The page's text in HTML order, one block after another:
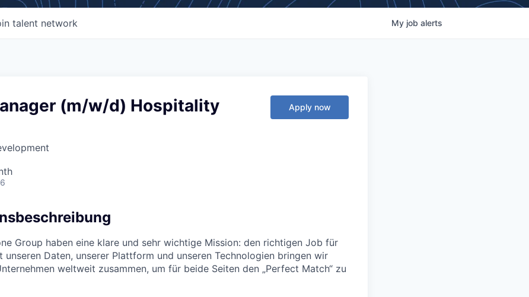
talent network My job alerts
(m/w/d) Hospitality Apply now
Group haben eine klare und sehr wichtige Mission: den richtigen Job für
unseren Daten, unserer Plattform und unseren Technologien bringen wir
weltweit zusammen, um für beide Seiten den „Perfect Match“ zu